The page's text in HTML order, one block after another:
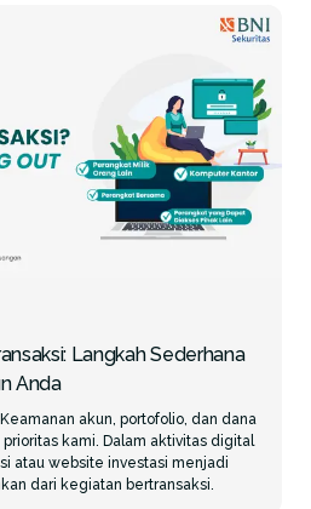
Langkah Sederhana
Anda
akun, portofolio, dan dana
kami. Dalam aktivitas digital
atau website investasi menjadi
dari kegiatan bertransaksi.